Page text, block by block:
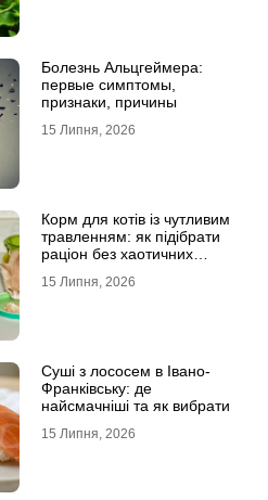
Болезнь Альцгеймера:
первые симптомы,
признаки, причины
15 Липня, 2026
Корм для котів із чутливим
травленням: як підібрати
раціон без хаотичних
15 Липня, 2026
Суші з лососем в Івано-
Франківську: де
найсмачніші та як вибрати
15 Липня, 2026